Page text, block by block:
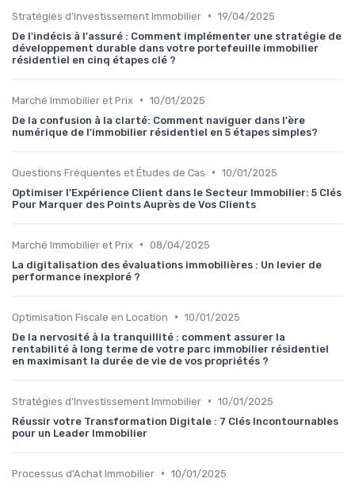
Stratégies d'Investissement Immobilier • 19/04/2025
De l'indécis à l'assuré : Comment implémenter une stratégie de
développement durable dans votre portefeuille immobilier
résidentiel en cinq étapes clé ?
Marché Immobilier et Prix • 10/01/2025
De la confusion à la clarté: Comment naviguer dans l'ère
numérique de l'immobilier résidentiel en 5 étapes simples?
Questions Fréquentes et Études de Cas • 10/01/2025
Optimiser l’Expérience Client dans le Secteur Immobilier: 5 Clés
Pour Marquer des Points Auprès de Vos Clients
Marché Immobilier et Prix • 08/04/2025
La digitalisation des évaluations immobilières : Un levier de
performance inexploré ?
Optimisation Fiscale en Location • 10/01/2025
De la nervosité à la tranquillité : comment assurer la
rentabilité à long terme de votre parc immobilier résidentiel
en maximisant la durée de vie de vos propriétés ?
Stratégies d'Investissement Immobilier • 10/01/2025
Réussir votre Transformation Digitale : 7 Clés Incontournables
pour un Leader Immobilier
Processus d'Achat Immobilier • 10/01/2025